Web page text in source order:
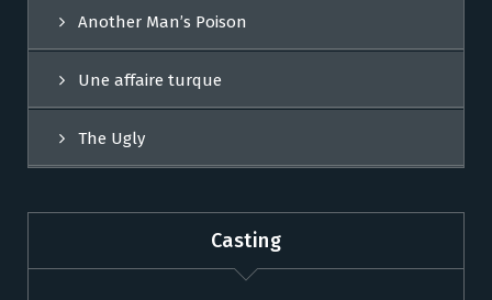
Another Man’s Poison
Une affaire turque
The Ugly
Casting